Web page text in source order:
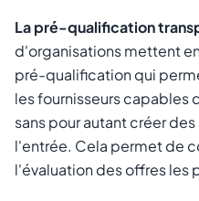
La pré-qualification
d'organisations mettent
pré-qualification qui
les fournisseurs capables
sans pour autant créer
l'entrée. Cela permet de
l'évaluation des offres les